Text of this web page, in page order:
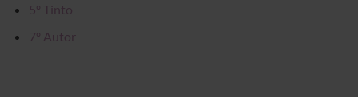
5º Tinto
7º Autor